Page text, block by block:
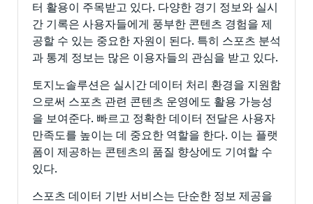
터 활용이 주목받고 있다. 다양한 경기 정보와 실시
간 기록은 사용자들에게 풍부한 콘텐츠 경험을 제
공할 수 있는 중요한 자원이 된다. 특히 스포츠 분석
과 통계 정보는 많은 이용자들의 관심을 받고 있다.
토지노솔루션은 실시간 데이터 처리 환경을 지원함
으로써 스포츠 관련 콘텐츠 운영에도 활용 가능성
을 보여준다. 빠르고 정확한 데이터 전달은 사용자
만족도를 높이는 데 중요한 역할을 한다. 이는 플랫
폼이 제공하는 콘텐츠의 품질 향상에도 기여할 수
있다.
스포츠 데이터 기반 서비스는 단순한 정보 제공을